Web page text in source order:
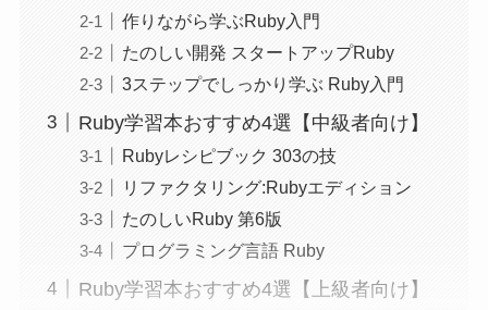
作りながら学ぶRuby入門
たのしい開発 スタートアップRuby
3ステップでしっかり学ぶ Ruby入門
Ruby学習本おすすめ4選【中級者向け】
Rubyレシピブック 303の技
リファクタリング:Rubyエディション
たのしいRuby 第6版
プログラミング言語 Ruby
Ruby学習本おすすめ4選【上級者向け】